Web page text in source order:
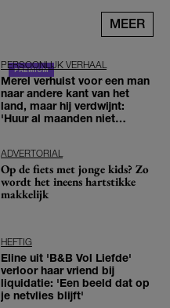
MEER
PERSOONLIJK VERHAAL
Merel verhuist voor een man
naar andere kant van het
land, maar hij verdwijnt:
'Huur al maanden niet
ADVERTORIAL
Op de fiets met jonge kids? Zo
wordt het ineens hartstikke
makkelijk
HEFTIG
Eline uit 'B&B Vol Liefde'
verloor haar vriend bij
liquidatie: 'Een beeld dat op
je netvlies blijft'